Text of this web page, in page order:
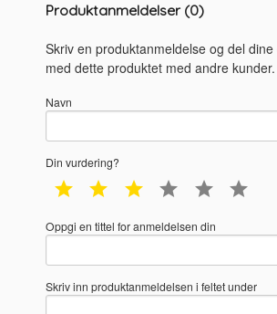
Produktanmeldelser (0)
Skriv en produktanmeldelse og del
med dette produktet med andre kunder.
Navn
Din vurdering?
1 star 2 star 3 star 4 star 5 star
Oppgi en tittel for anmeldelsen din
Skriv inn produktanmeldelsen i feltet under